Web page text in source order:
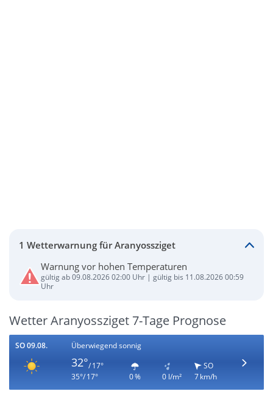
1 Wetterwarnung für Aranyossziget
Warnung vor hohen Temperaturen
gültig ab 09.08.2026 02:00 Uhr | gültig bis 11.08.2026 00:59
Uhr
Wetter Aranyossziget 7-Tage Prognose
SO 09.08. Überwiegend sonnig
32°/ 17°
35°/ 17°
0 % 0 l/m²
SO
7 km/h